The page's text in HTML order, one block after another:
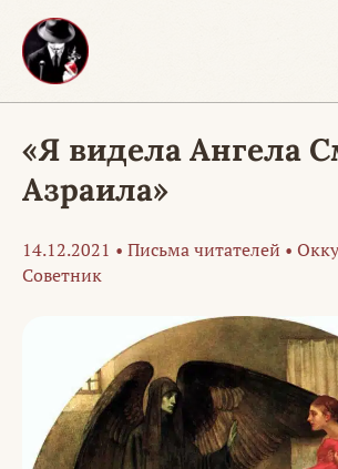
Перейти
содержимому
«Я видела Ангела
Азраила»
14.12.2021 • Письма читателей •
Советник